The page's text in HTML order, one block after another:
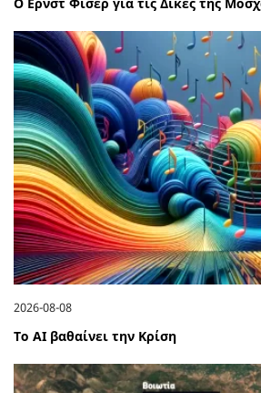
Ο Ερνστ Φίσερ για τις Δίκες της
2026-08-08
Το ΑΙ βαθαίνει την Κρίση